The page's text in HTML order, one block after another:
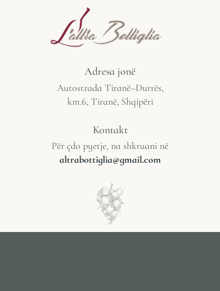
Adresa jonë
Autostrada Tiranë–Durrës,
km.6, Tiranë, Shqipëri
Kontakt
Për çdo pyetje, na shkruani në
altrabottiglia@gmail.com